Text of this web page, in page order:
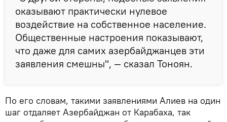
оказывают практически нулевое
воздействие на собственное население.
Общественные настроения показывают,
что даже для самих азербайджанцев эти
заявления смешны", — сказал Тоноян.
По его словам, такими заявлениями Алиев на один
шаг отдаляет Азербайджан от Карабаха, так